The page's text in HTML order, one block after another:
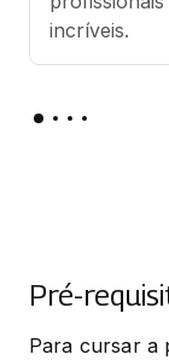
incríveis.
Pré-
Para cursar a